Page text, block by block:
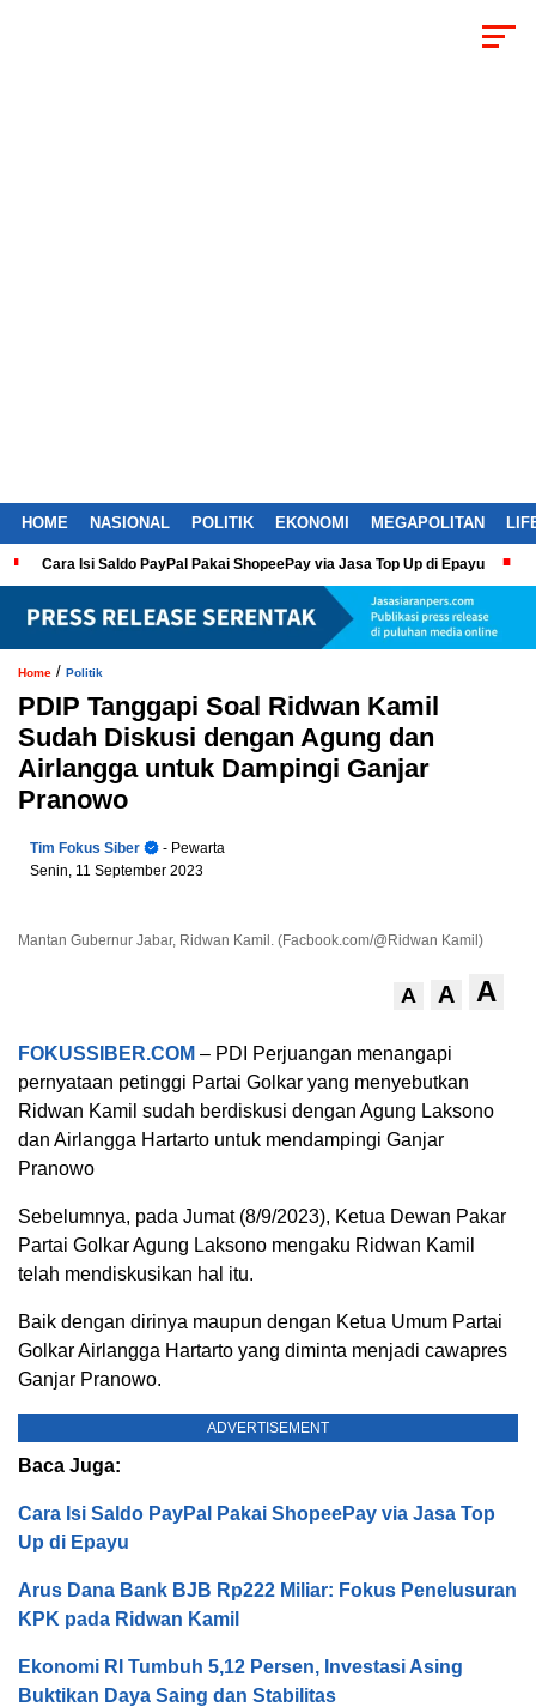
HOME NASIONAL POLITIK EKONOMI MEGAPOLITAN
Cara Isi Saldo PayPal Pakai ShopeePay via Jasa Top Up di Epayu
Home / Politik
PDIP Tanggapi Soal Ridwan Kamil
Sudah Diskusi dengan Agung dan
Airlangga untuk Dampingi Ganjar
Pranowo
Tim Fokus Siber
- Pewarta
Senin, 11 September 2023
Mantan Gubernur Jabar, Ridwan Kamil. (Facbook.com/@Ridwan Kamil)
A A A
FOKUSSIBER.COM – PDI Perjuangan menangapi
pernyataan petinggi Partai Golkar yang menyebutkan
Ridwan Kamil sudah berdiskusi dengan Agung Laksono
dan Airlangga Hartarto untuk mendampingi Ganjar
Pranowo
Sebelumnya, pada Jumat (8/9/2023), Ketua Dewan Pakar
Partai Golkar Agung Laksono mengaku Ridwan Kamil
telah mendiskusikan hal itu.
Baik dengan dirinya maupun dengan Ketua Umum Partai
Golkar Airlangga Hartarto yang diminta menjadi cawapres
Ganjar Pranowo.
ADVERTISEMENT
Baca Juga:
Cara Isi Saldo PayPal Pakai ShopeePay via Jasa Top
Up di Epayu
Arus Dana Bank BJB Rp222 Miliar: Fokus Penelusuran
KPK pada Ridwan Kamil
Ekonomi RI Tumbuh 5,12 Persen, Investasi Asing
Buktikan Daya Saing dan Stabilitas